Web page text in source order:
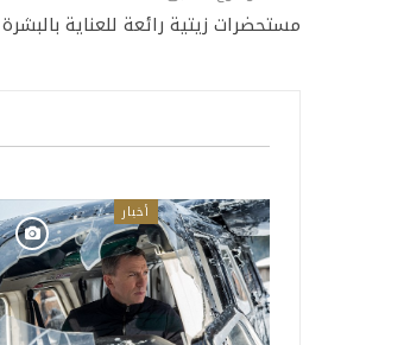
مستحضرات زيتية رائعة للعناية بالبشرة
أخبار